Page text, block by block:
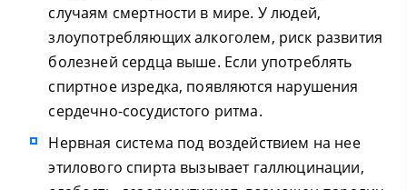
случаям смертности в мире. У людей,
злоупотребляющих алкоголем, риск развития
болезней сердца выше. Если употреблять
спиртное изредка, появляются нарушения
сердечно-сосудистого ритма.
Нервная система под воздействием на нее
этилового спирта вызывает галлюцинации,